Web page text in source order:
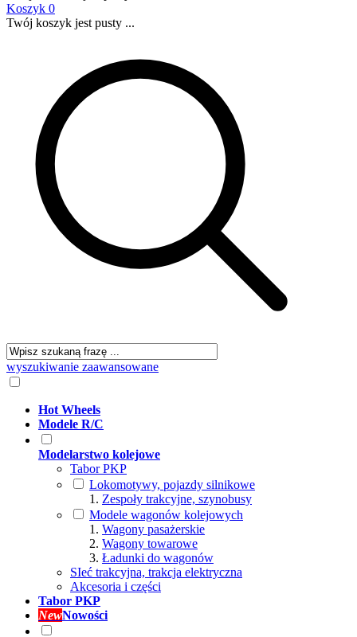
Koszyk 0
Twój koszyk jest pusty ...
wyszukiwanie zaawansowane
Hot Wheels
Modele R/C
Modelarstwo kolejowe
Tabor PKP
Lokomotywy, pojazdy silnikowe
Zespoły trakcyjne, szynobusy
Modele wagonów kolejowych
Wagony pasażerskie
Wagony towarowe
Ładunki do wagonów
SIeć trakcyjna, trakcja elektryczna
Akcesoria i części
Tabor PKP
NewNowości